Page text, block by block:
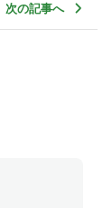
次の記事へ